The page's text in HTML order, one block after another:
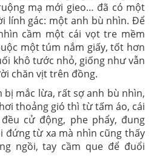
mạ mới gieo… đã có một
lính gác: một anh bù nhìn. Để
cầm một cái vọt tre mềm
một túm nắm giấy, tốt hơn
khô tước nhỏ, giống như vẫn
chăn vịt trên đồng.
mắc lừa, rất sợ anh bù nhìn,
thoảng gió thì từ tấm áo, cái
cử động, phe phẩy, đung
đứng từ xa mà nhìn cũng thấy
ngồi, tay cầm que để đuổi